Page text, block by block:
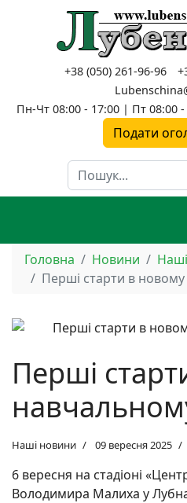
+38 (050) 261-96-96
Пн-Чт 08:00 - 17:00 | Пт 08:00
Подати
Пошук
Головна Новини
Перші старти в
Перші
Наші новини 09 вересня 2025
6 вересня на стадіоні
Володимира Малиха у